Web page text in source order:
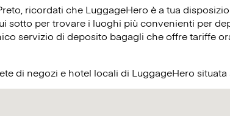
ricordati che LuggageHero è a tua
sotto per trovare i luoghi più convenienti per
servizio di deposito bagagli che offre tariffe
di negozi e hotel locali di LuggageHero situata